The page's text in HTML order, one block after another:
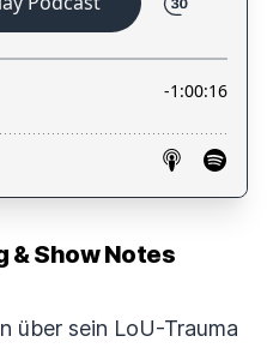
& Show Notes
über sein LoU-Trauma